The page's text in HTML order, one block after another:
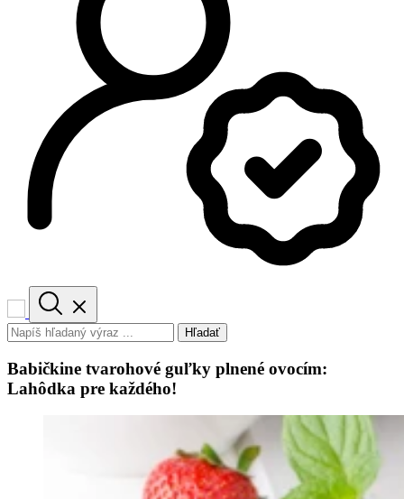
Hľadať
Babičkine tvarohové guľky plnené ovocím:
Lahôdka pre každého!